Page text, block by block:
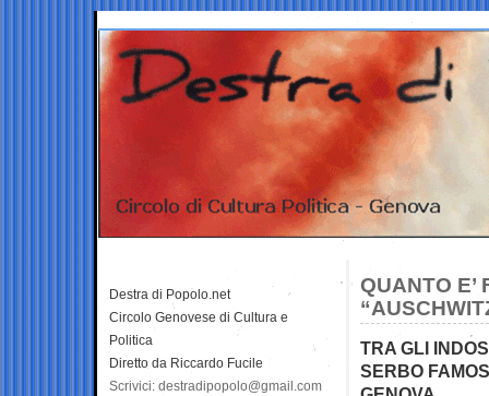
QUANTO E’
TRA GLI
SERBO
Destra di Popolo.net
Circolo Genovese di Cultura e
Politica
Diretto da Riccardo Fucile
Scrivici: destradipopolo@gmail.com